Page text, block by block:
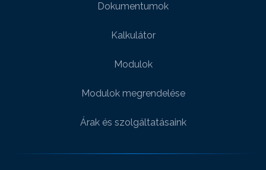
Dokumentumok
Kalkulátor
Modulok
Modulok megrendelése
Árak és szolgáltatásaink